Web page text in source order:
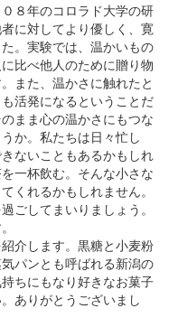
８年のコロラド大学の研
に対してより優しく、寛
。実験では、温かいもの
比べ他人のために贈り物
また、温かさに触れたと
活発になるということだ
まま心の温かさにもつな
か。私たちは日々忙し
ないこともあるかもしれ
一杯飲む。そんな小さな
くれるかもしれません。
ごしてまいりましょう。
介します。黒糖と小麦粉
パンとも呼ばれる新潟の
ちにもなり好きなお菓子
ありがとうございまし